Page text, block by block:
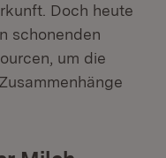
Doch heute
schonenden
um die